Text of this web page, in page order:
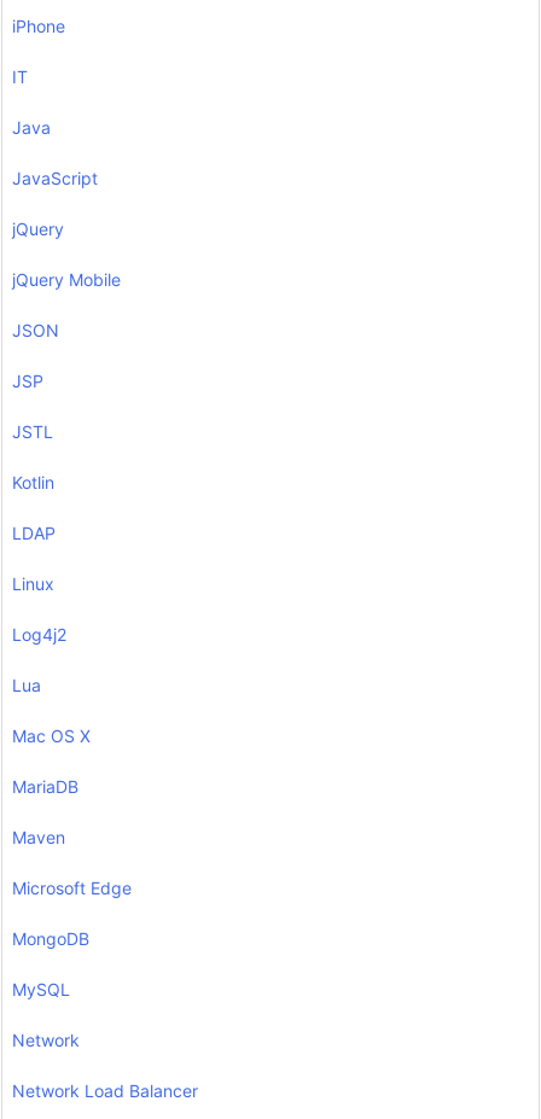
iPhone
IT
Java
JavaScript
jQuery
jQuery Mobile
JSON
JSP
JSTL
Kotlin
LDAP
Linux
Log4j2
Lua
Mac OS X
MariaDB
Maven
Microsoft Edge
MongoDB
MySQL
Network
Network Load Balancer